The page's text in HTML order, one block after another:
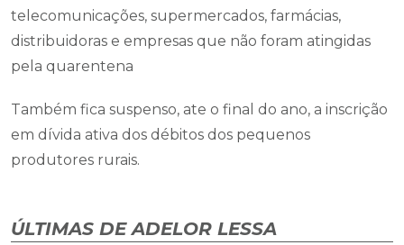
telecomunicações, supermercados, farmácias,
distribuidoras e empresas que não foram atingidas
pela quarentena
Também fica suspenso, ate o final do ano, a inscrição
em dívida ativa dos débitos dos pequenos
produtores rurais.
ÚLTIMAS DE ADELOR LESSA